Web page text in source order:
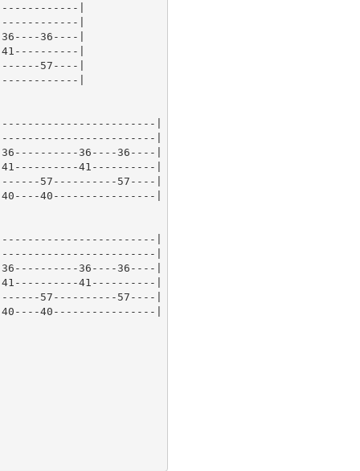
|
|
36----|
|
57----|
|
|
|
36----36----|
41----------|
57----------57----|
40----------------|
|
|
36----36----|
41----------|
57----------57----|
40----------------|